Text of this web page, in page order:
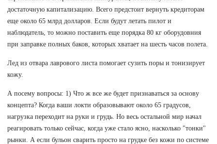
достаточную капитализацию. Всего предстоит вернуть кредиторам
еще около 65 млрд долларов. Если будут летать пилот и
наблюдатель, то можно поставить еще порядка 80 кг оборудовния
при заправке полных баков, которых хватает на шесть часов полета.
Лед из отвара лаврового листа помогает сузить поры и тонизирует
кожу.
А посему вопросы: 1) Что ж все же будет признаваться за основу
концепта? Когда ваши локти образовывают около 65 градусов,
нагрузка переходит на руки и грудь. Но весь остальной мир начал
реагировать только сейчас, когда уже стало ясно, насколько "тонки"
рынки. А если бульон сварить просто на грудке без кожи по системе